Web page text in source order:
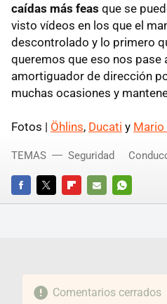
caídas más feas que se
visto vídeos en los que el
descontrolado y lo primero
queremos que eso nos pase
amortiguador de dirección
muchas ocasiones y
Fotos | Öhlins, Ducati y Mario
FACEBOOKTWITTERFLIPBOARD
E-
WHATSAPP
TEMAS Seguridad
Comentarios cerrados